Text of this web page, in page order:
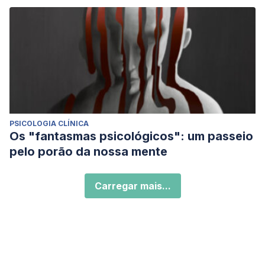
PSICOLOGIA CLÍNICA
Os "fantasmas psicológicos": um passeio
pelo porão da nossa mente
Carregar mais...